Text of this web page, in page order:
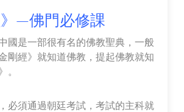
》—佛門必修課
國是一部很有名的佛教聖典，一般
剛經》就知道佛教，提起佛教就知
。
必須通過朝廷考試，考試的主科就